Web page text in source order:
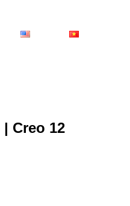
Creo 12